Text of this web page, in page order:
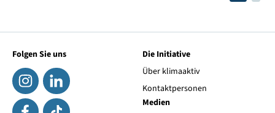
Folgen Sie uns
Die Initiative
Über klimaaktiv
Kontaktpersonen
Medien